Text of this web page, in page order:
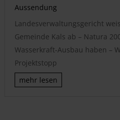
Aussendung
Landesverwaltungsgericht
Gemeinde Kals ab – Natura
Wasserkraft-Ausbau haben –
Projektstopp
mehr lesen